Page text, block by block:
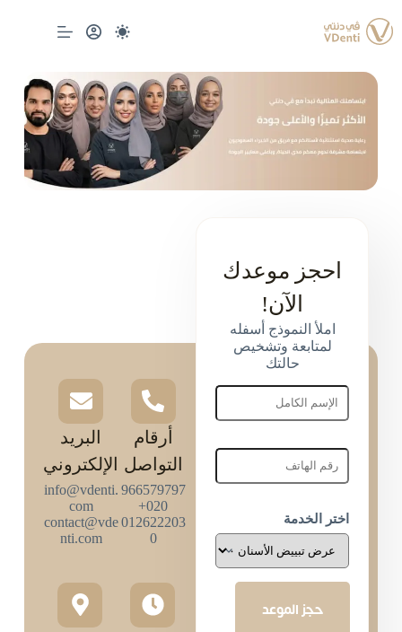
احجز موعدك
الآن!
املأ النموذج أسفله
لمتابعة وتشخيص
حالتك
اختر الخدمة
حجز الموعد
أرقام
التواصل
966579797
020+
012622203
0
البريد
الإلكتروني
info@vdenti.
com
contact@vde
nti.com